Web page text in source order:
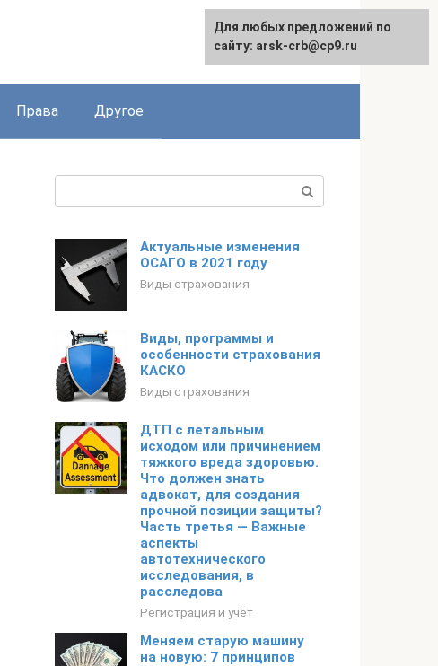
Права Другое
Актуальные изменения
ОСАГО в 2021 году
Виды страхования
Виды, программы и
особенности страхования
КАСКО
Виды страхования
ДТП с летальным
исходом или причинением
тяжкого вреда здоровью.
Что должен знать
адвокат, для создания
прочной позиции защиты?
Часть третья — Важные
аспекты
автотехнического
исследования, в
расследова
Регистрация и учёт
Меняем старую машину
на новую: 7 принципов
Для любых предложений по
сайту: arsk-crb@cp9.ru